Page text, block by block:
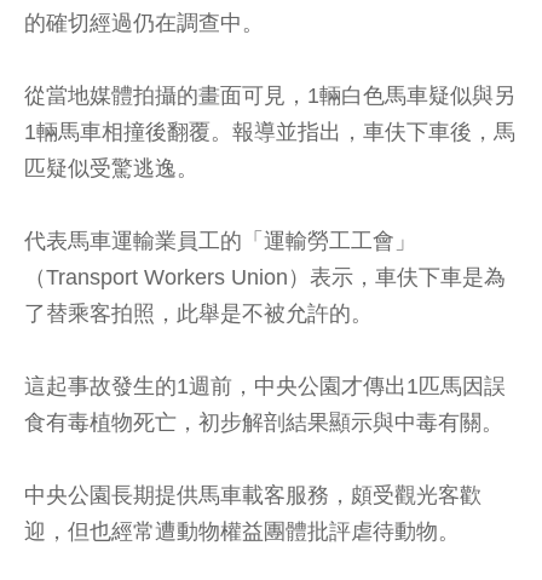
的確切經過仍在調查中。
從當地媒體拍攝的畫面可見，1輛白色馬車疑似與另
1輛馬車相撞後翻覆。報導並指出，車伕下車後，馬
匹疑似受驚逃逸。
代表馬車運輸業員工的「運輸勞工工會」
（Transport Workers Union）表示，車伕下車是為
了替乘客拍照，此舉是不被允許的。
這起事故發生的1週前，中央公園才傳出1匹馬因誤
食有毒植物死亡，初步解剖結果顯示與中毒有關。
中央公園長期提供馬車載客服務，頗受觀光客歡
迎，但也經常遭動物權益團體批評虐待動物。